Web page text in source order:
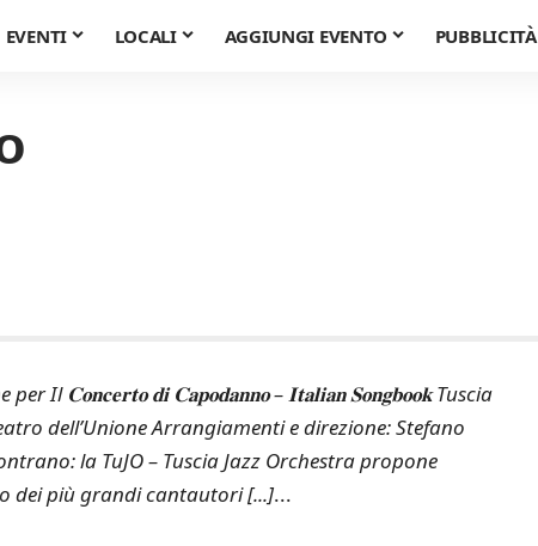
EVENTI LOCALI AGGIUNGI EVENTO PUBBLICITÀ
Il 𝐂𝐨𝐧𝐜𝐞𝐫𝐭𝐨 𝐝𝐢 𝐂𝐚𝐩𝐨𝐝𝐚𝐧𝐧𝐨 – 𝐈𝐭𝐚𝐥𝐢𝐚𝐧 𝐒𝐨𝐧𝐠𝐛𝐨𝐨𝐤 Tuscia
dell’Unione Arrangiamenti e direzione: Stefano
la TuJO – Tuscia Jazz Orchestra propone
dei più grandi cantautori [...]...